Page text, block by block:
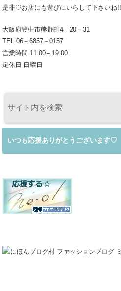
是非♡お店にも遊びにいらして下さいね!!
大阪府豊中市熊野町4―20－31
TEL:06－6857－0157
営業時間 11:00～19:00
定休日 日曜日
いつも応援ありがとうございます♡